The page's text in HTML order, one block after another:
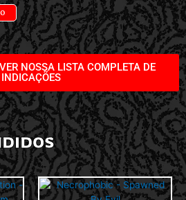
NOSSA LISTA COMPLETA DE
INDICAÇÕES